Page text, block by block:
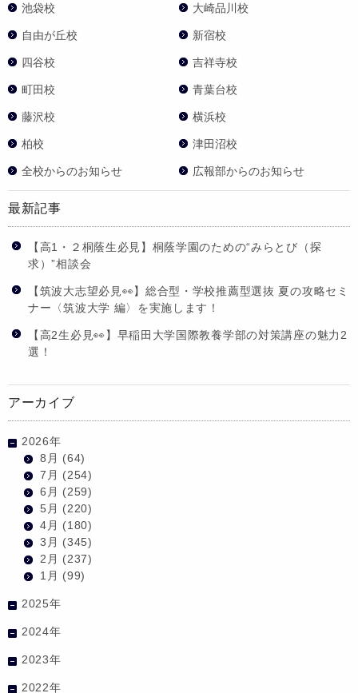
池袋校 大崎品川校
自由が丘校 新宿校
四谷校 吉祥寺校
町田校 青葉台校
藤沢校 横浜校
柏校 津田沼校
全校からのお知らせ 広報部からのお知らせ
最新記事
【高1・２桐蔭生必見】桐蔭学園のための“みらとび（探
求）”相談会
【筑波大志望必見👀】総合型・学校推薦型選抜 夏の攻略セミ
ナー〈筑波大学 編〉を実施します！
【高2生必見👀】早稲田大学国際教養学部の対策講座の魅力2
選！
アーカイブ
2026年
8月 (64)
7月 (254)
6月 (259)
5月 (220)
4月 (180)
3月 (345)
2月 (237)
1月 (99)
2025年
2024年
2023年
2022年